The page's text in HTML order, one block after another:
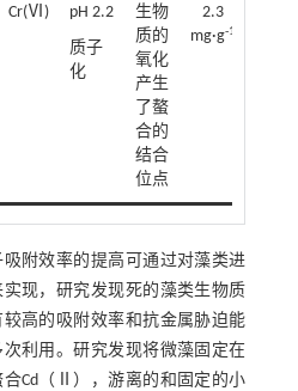
Cr(Ⅵ)
pH 2.2
质子
化
生物
质的
氧化
产生
了螯
合的
结合
位点
2.3
mg·g-1
附效率的提高可通过对藻类进
现，研究发现死的藻类生物质
高的吸附效率和抗金属胁迫能
利用。研究发现将微藻固定在
Cd（Ⅱ），游离的和固定的小